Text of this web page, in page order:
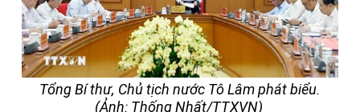
Tổng Bí thư, Chủ tịch nước Tô Lâm phát biểu.
(Ảnh: Thống Nhất/TTXVN)